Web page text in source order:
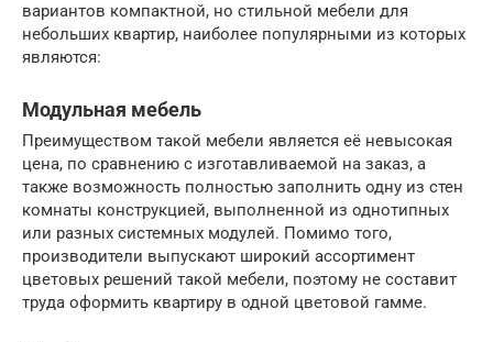
вариантов компактной, но стильной мебели для
небольших квартир, наиболее популярными из которых
являются:
Модульная мебель
Преимуществом такой мебели является её невысокая
цена, по сравнению с изготавливаемой на заказ, а
также возможность полностью заполнить одну из стен
комнаты конструкцией, выполненной из однотипных
или разных системных модулей. Помимо того,
производители выпускают широкий ассортимент
цветовых решений такой мебели, поэтому не составит
труда оформить квартиру в одной цветовой гамме.